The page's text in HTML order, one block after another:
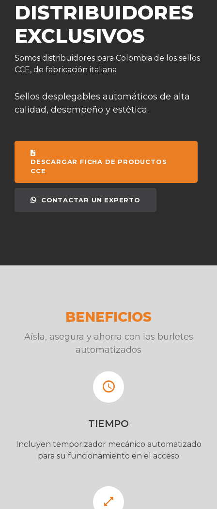
DISTRIBUIDORES
EXCLUSIVOS
Somos distribuidores para Colombia de los sellos
CCE, de fabricación italiana
Sellos desplegables automáticos de alta
calidad, desempeño y estética.
DESCARGAR FICHA DE PRODUCTOS
CCE
CONTACTAR UN EXPERTO
BENEFICIOS
Aísla, asegura y ahorra con los burletes
automatizados
TIEMPO
Incluyen temporizador mecánico automatizado
para su funcionamiento en el acceso